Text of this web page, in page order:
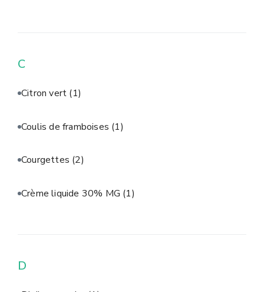
C
Citron vert (1)
Coulis de framboises (1)
Courgettes (2)
Crème liquide 30% MG (1)
D